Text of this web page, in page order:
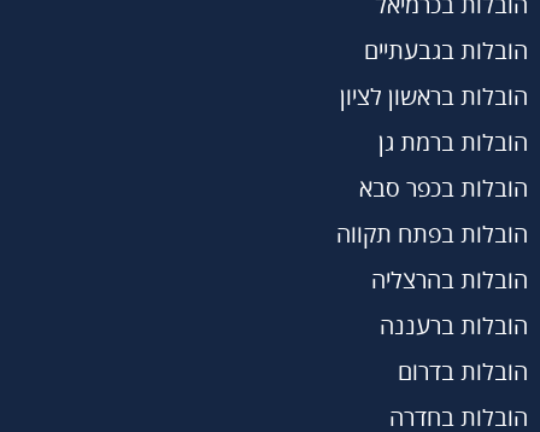
הובלות בגבעתיים
הובלות בראשון לציון
הובלות ברמת גן
הובלות בכפר סבא
הובלות בפתח תקווה
הובלות בהרצליה
הובלות ברעננה
הובלות בדרום
הובלות בחדרה